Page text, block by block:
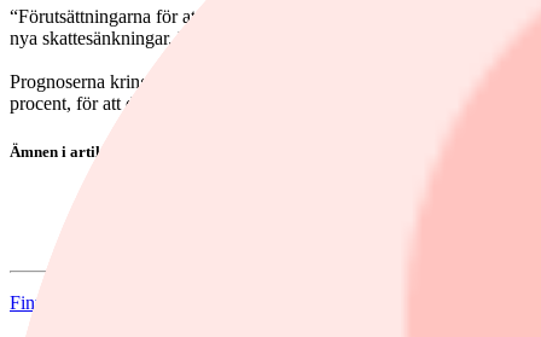
“Förutsättningarna för att den ekonomiska återhämtningen
nya skattesänkningar. Konsumtionen bedöms stiga i takt med
Prognoserna kring arbetslösheten är att den sakta taktar ner mot
procent, för att därefter höjas till 2,00 procent under 2027.
Ämnen i artikeln
Finwire